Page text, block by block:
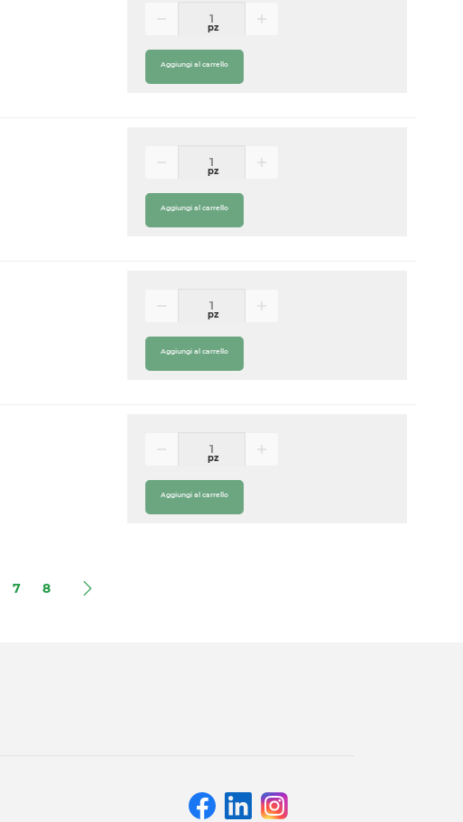
pz
Aggiungi al carrello
pz
Aggiungi al carrello
pz
Aggiungi al carrello
pz
Aggiungi al carrello
7 8